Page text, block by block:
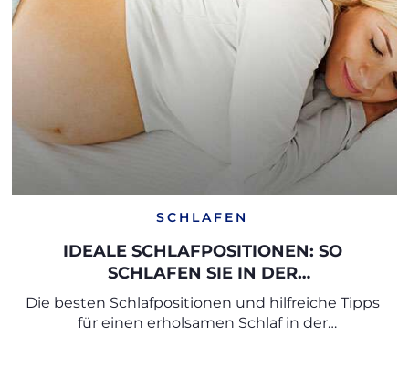
SCHLAFEN
IDEALE SCHLAFPOSITIONEN: SO
SCHLAFEN SIE IN DER
SCHWANGERSCHAFT SICHER UND
BEQUEM
Die besten Schlafpositionen und hilfreiche Tipps
für einen erholsamen Schlaf in der